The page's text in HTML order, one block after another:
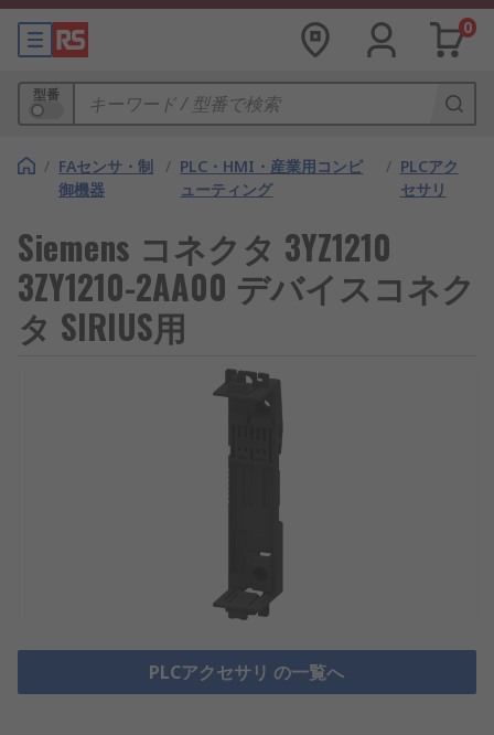
0
型番
/ FAセンサ・制
御機器
/ PLC・HMI・産業用コンピ
ューティング
/ PLCアク
セサリ
Siemens コネクタ 3YZ1210
3ZY1210-2AA00 デバイスコネク
タ SIRIUS用
PLCアクセサリ の一覧へ